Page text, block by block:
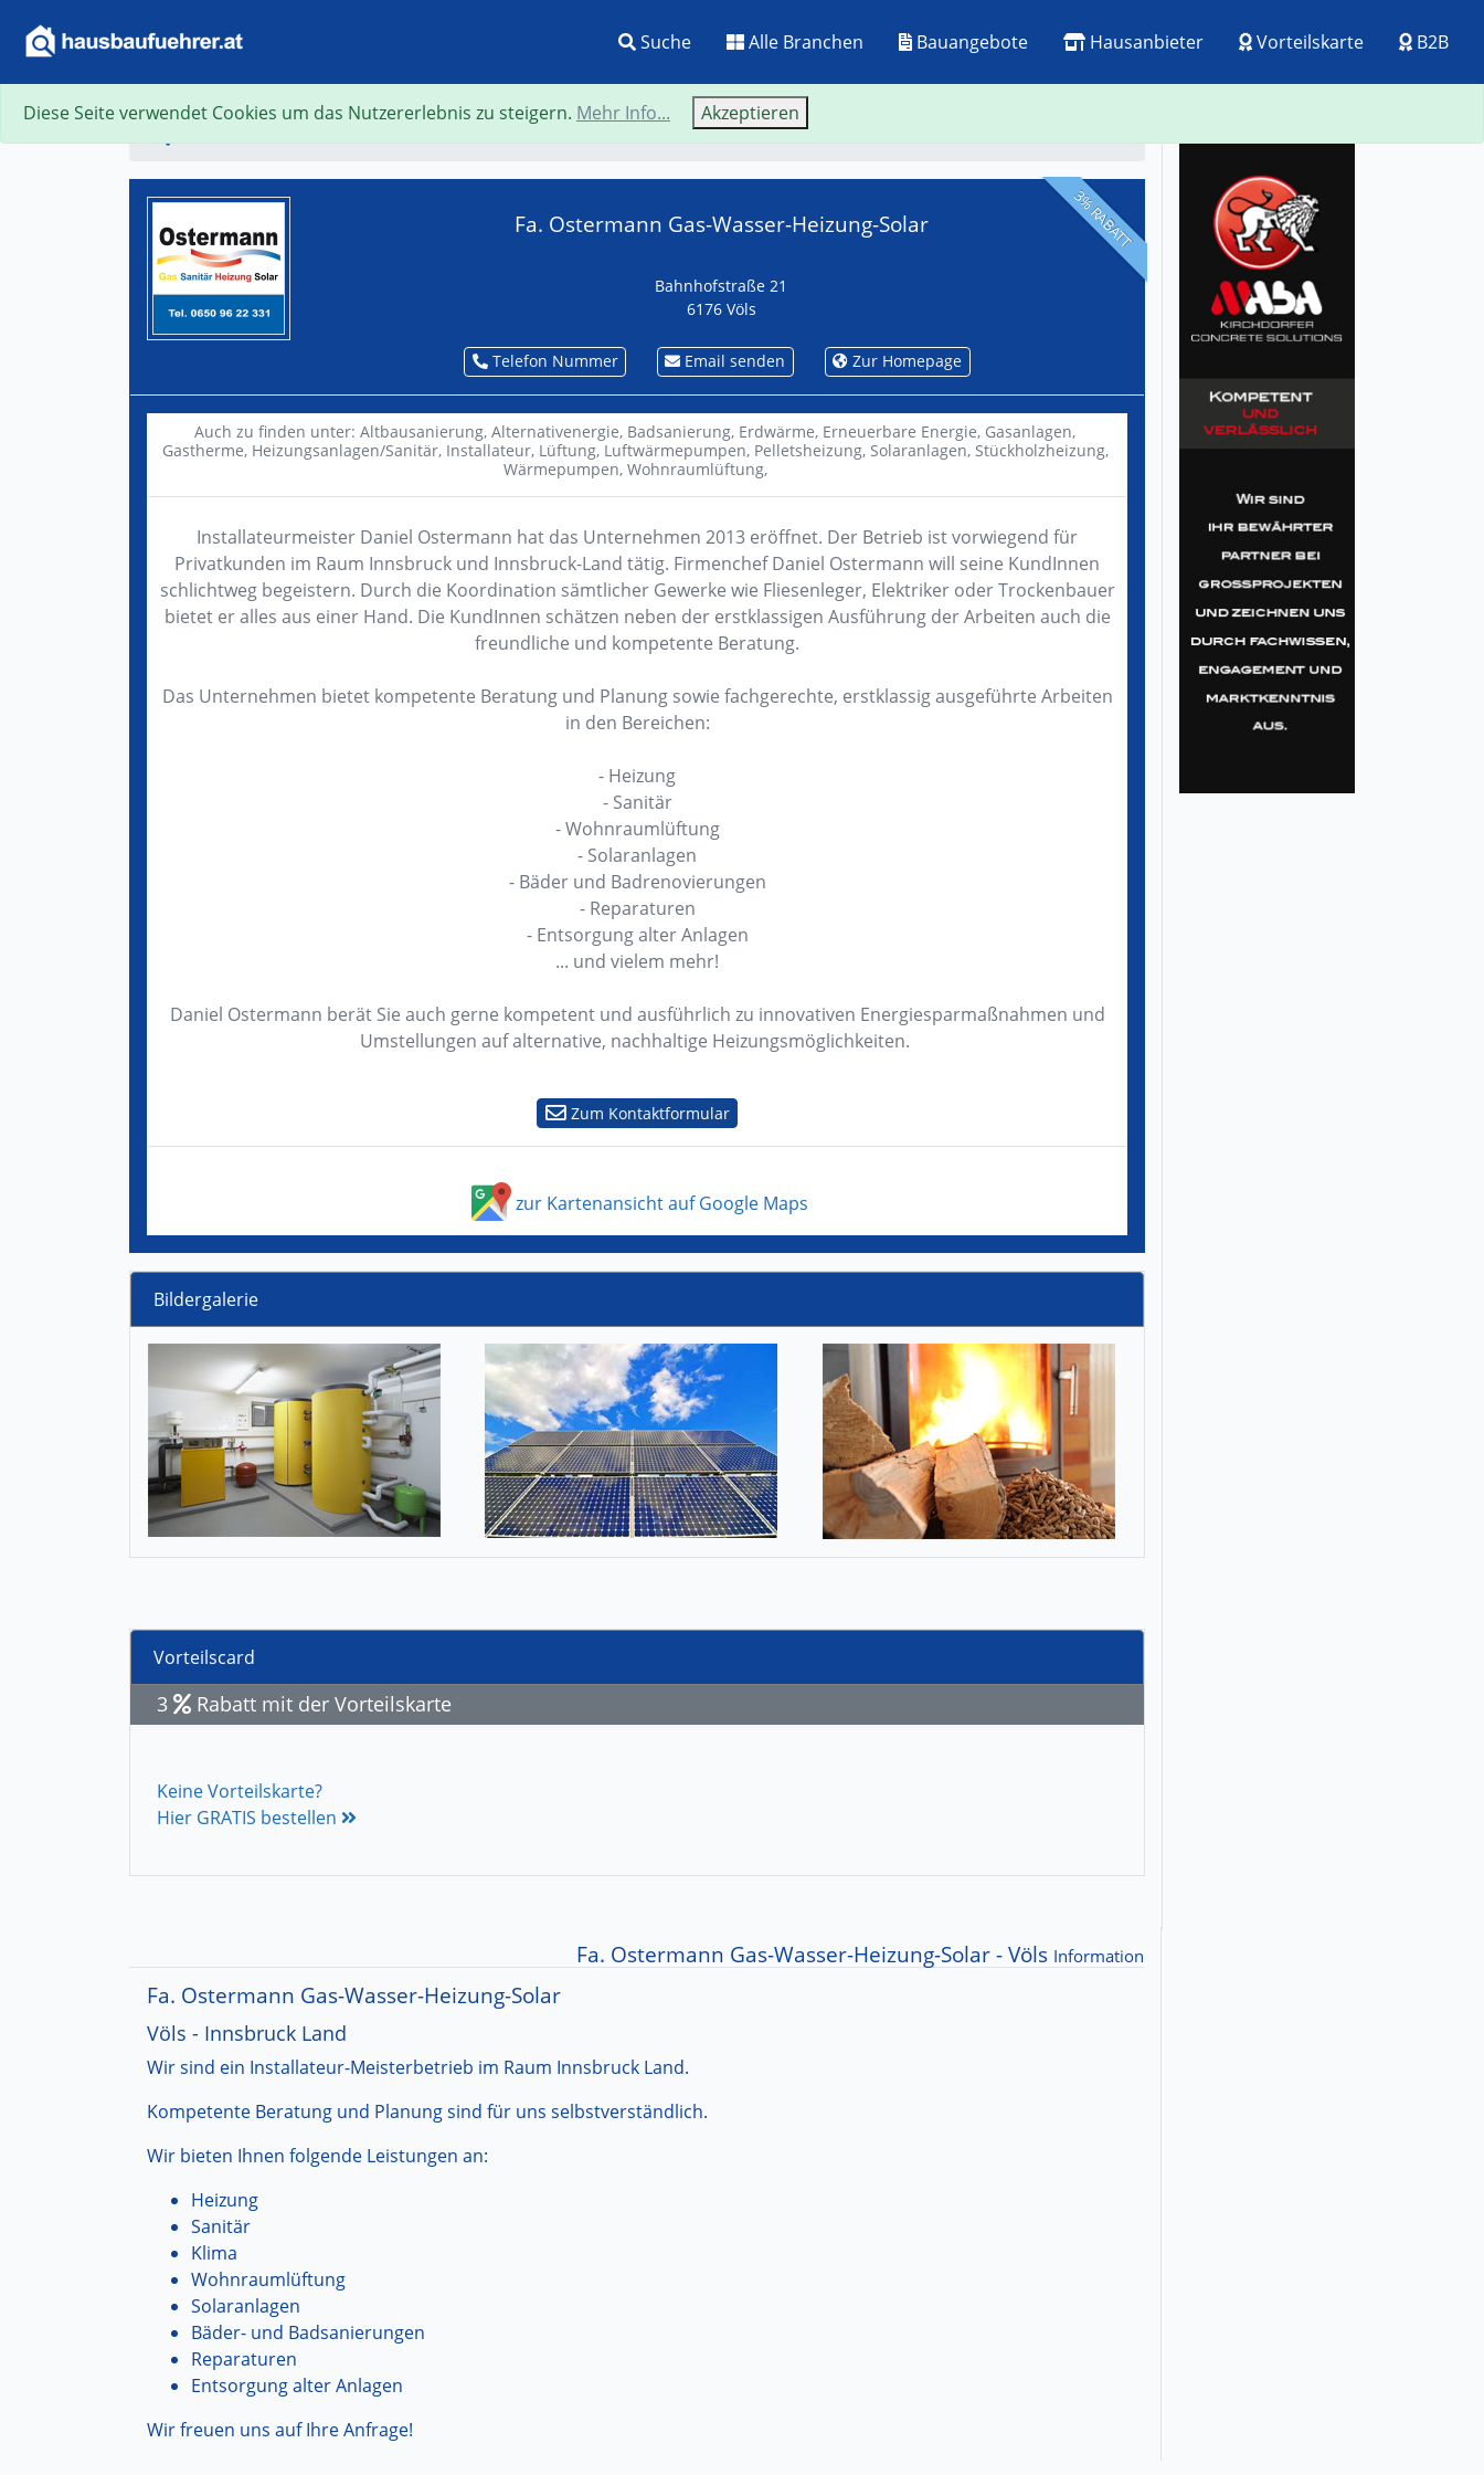
Suche Alle Branchen Bauangebote Hausanbieter Vorteilskarte B2B
3% RABATT
Fa. Ostermann Gas-Wasser-Heizung-Solar
Bahnhofstraße 21
6176 Völs
Telefon Nummer Email senden Zur Homepage
Auch zu finden unter: Altbausanierung, Alternativenergie, Badsanierung, Erdwärme, Erneuerbare Energie, Gasanlagen,
Gastherme, Heizungsanlagen/Sanitär, Installateur, Lüftung, Luftwärmepumpen, Pelletsheizung, Solaranlagen, Stückholzheizung,
Wärmepumpen, Wohnraumlüftung,
Installateurmeister Daniel Ostermann hat das Unternehmen 2013 eröffnet. Der Betrieb ist vorwiegend für
Privatkunden im Raum Innsbruck und Innsbruck-Land tätig. Firmenchef Daniel Ostermann will seine KundInnen
schlichtweg begeistern. Durch die Koordination sämtlicher Gewerke wie Fliesenleger, Elektriker oder Trockenbauer
bietet er alles aus einer Hand. Die KundInnen schätzen neben der erstklassigen Ausführung der Arbeiten auch die
freundliche und kompetente Beratung.
Das Unternehmen bietet kompetente Beratung und Planung sowie fachgerechte, erstklassig ausgeführte Arbeiten
in den Bereichen:
- Heizung
- Sanitär
- Wohnraumlüftung
- Solaranlagen
- Bäder und Badrenovierungen
- Reparaturen
- Entsorgung alter Anlagen
... und vielem mehr!
Daniel Ostermann berät Sie auch gerne kompetent und ausführlich zu innovativen Energiesparmaßnahmen und
Umstellungen auf alternative, nachhaltige Heizungsmöglichkeiten.
Zum Kontaktformular
zur Kartenansicht auf Google Maps
Bildergalerie
Vorteilscard
3 Rabatt mit der Vorteilskarte
Keine Vorteilskarte?
Hier GRATIS bestellen
Fa. Ostermann Gas-Wasser-Heizung-Solar - Völs Information
Fa. Ostermann Gas-Wasser-Heizung-Solar
Völs - Innsbruck Land
Wir sind ein Installateur-Meisterbetrieb im Raum Innsbruck Land.
Kompetente Beratung und Planung sind für uns selbstverständlich.
Wir bieten Ihnen folgende Leistungen an:
Heizung
Sanitär
Klima
Wohnraumlüftung
Solaranlagen
Bäder- und Badsanierungen
Reparaturen
Entsorgung alter Anlagen
Wir freuen uns auf Ihre Anfrage!
Diese Seite verwendet Cookies um das Nutzererlebnis zu steigern. Mehr Info... Akzeptieren